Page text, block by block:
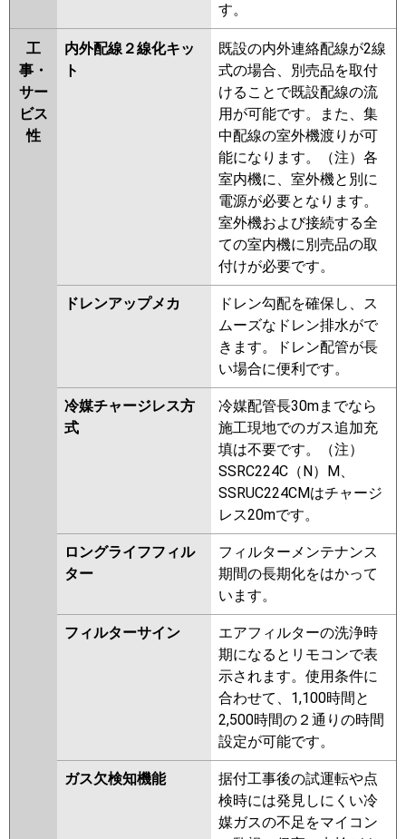
す。
工
事・
サー
ビス
性
内外配線２線化キッ
ト
既設の内外連絡配線が2線
式の場合、別売品を取付
けることで既設配線の流
用が可能です。また、集
中配線の室外機渡りが可
能になります。（注）各
室内機に、室外機と別に
電源が必要となります。
室外機および接続する全
ての室内機に別売品の取
付けが必要です。
ドレンアップメカ
ドレン勾配を確保し、ス
ムーズなドレン排水がで
きます。ドレン配管が長
い場合に便利です。
冷媒チャージレス方
式
冷媒配管長30mまでなら
施工現地でのガス追加充
填は不要です。（注）
SSRC224C（N）M、
SSRUC224CMはチャージ
レス20mです。
ロングライフフィル
ター
フィルターメンテナンス
期間の長期化をはかって
います。
フィルターサイン
エアフィルターの洗浄時
期になるとリモコンで表
示されます。使用条件に
合わせて、1,100時間と
2,500時間の２通りの時間
設定が可能です。
ガス欠検知機能
据付工事後の試運転や点
検時には発見しにくい冷
媒ガスの不足をマイコン